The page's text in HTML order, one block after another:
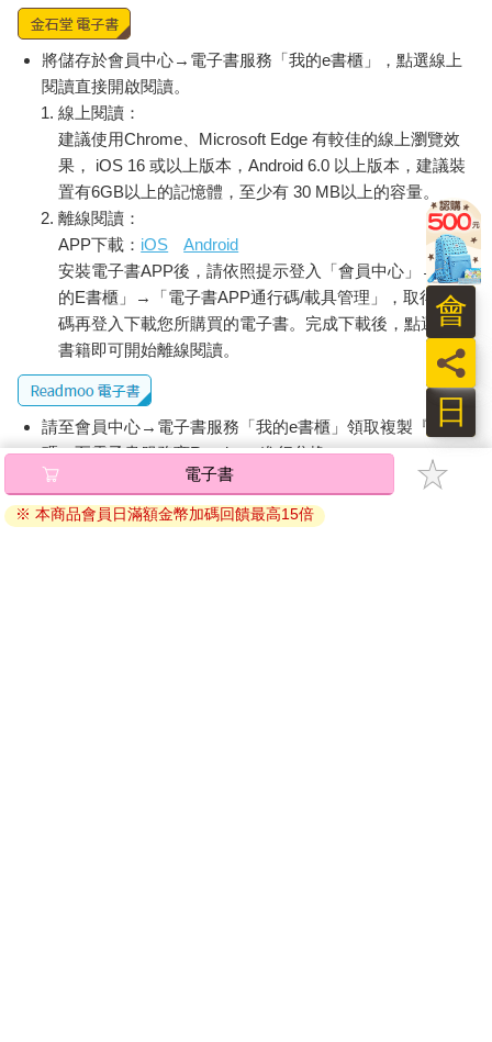
將儲存於會員中心→電子書服務「我的e書櫃」，點選線上
閱讀直接開啟閱讀。
線上閱讀：
建議使用Chrome、Microsoft Edge 有較佳的線上瀏覽效
果， iOS 16 或以上版本，Android 6.0 以上版本，建議裝
置有6GB以上的記憶體，至少有 30 MB以上的容量。
離線閱讀：
APP下載： iOS
Android
安裝電子書APP後，請依照提示登入「會員中心」→「我
的E書櫃」→「電子書APP通行碼/載具管理」，取得通行
碼再登入下載您所購買的電子書。完成下載後，點選任一
書籍即可開始離線閱讀。
請至會員中心→電子書服務「我的e書櫃」領取複製『兌換
碼』至電子書服務商Readmoo進行兌換。
退換貨須知：
因版權保護，您在金石堂所購買的電子書僅能以金石堂專屬
電子書
※ 本商品會員日滿額金幣加碼回饋最高15倍
日
員
會